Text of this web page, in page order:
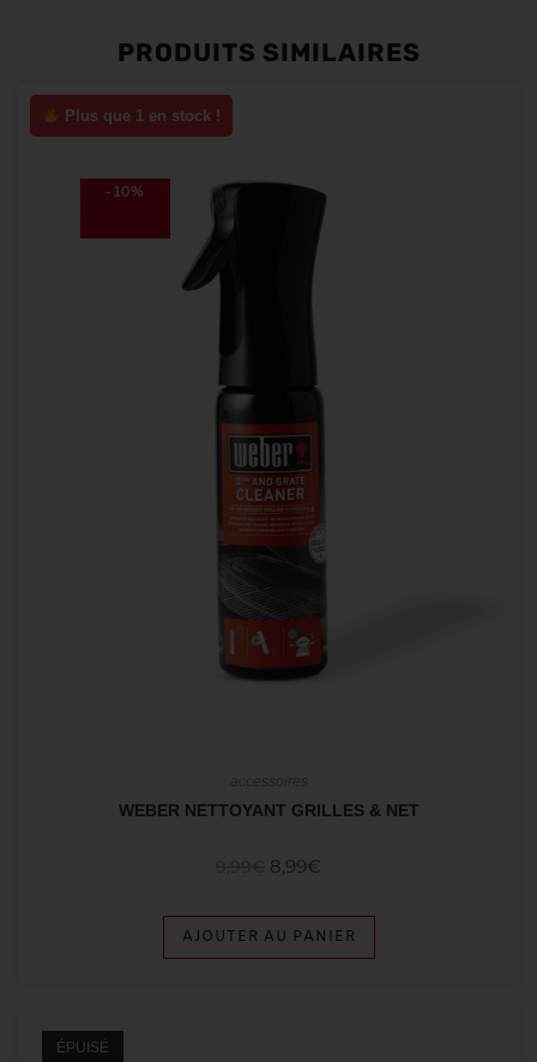
PRODUITS SIMILAIRES
Plus que 1 en stock !
-10%
WEBER NETTOYANT GRILLES & NET
8,99€
AJOUTER AU PANIER
ÉPUISÉ